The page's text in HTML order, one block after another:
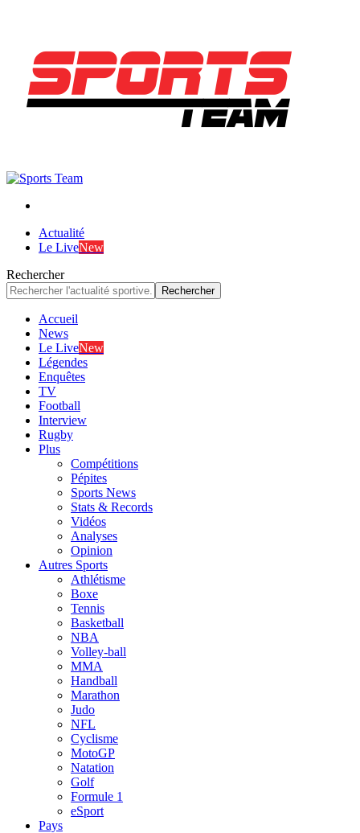
Actualité
Le LiveNew
Rechercher
Accueil
News
Le LiveNew
Légendes
Enquêtes
TV
Football
Interview
Rugby
Plus
Compétitions
Pépites
Sports News
Stats & Records
Vidéos
Analyses
Opinion
Autres Sports
Athlétisme
Boxe
Tennis
Basketball
NBA
Volley-ball
MMA
Handball
Marathon
Judo
NFL
Cyclisme
MotoGP
Natation
Golf
Formule 1
eSport
Pays